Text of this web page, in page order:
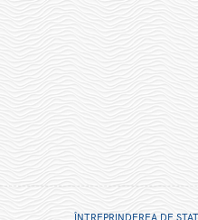
ÎNTREPRINDEREA DE STAT